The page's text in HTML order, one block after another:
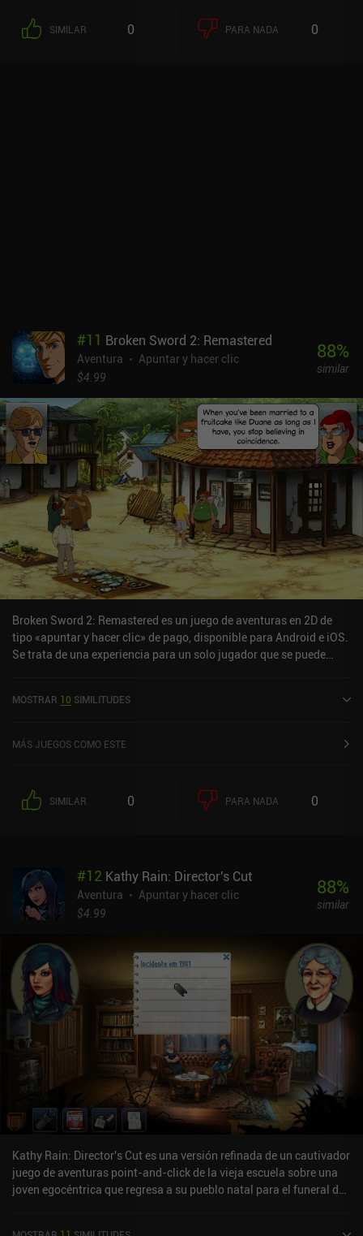
SIMILAR 0 PARA NADA 0
#11 Broken Sword 2: Remastered
Aventura
Apuntar y hacer clic
$4.99
88%
similar
Broken Sword 2: Remastered es un juego de aventuras en 2D de
tipo «apuntar y hacer clic» de pago, disponible para Android e iOS.
Se trata de una experiencia para un solo jugador que se puede
actualmente con una valoración de 4,2 sobre 5,0 en Google Play y
MOSTRAR 10 SIMILITUDES
MÁS JUEGOS COMO ESTE
SIMILAR 0 PARA NADA 0
#12 Kathy Rain: Director's Cut
Aventura
Apuntar y hacer clic
$4.99
88%
similar
Kathy Rain: Director's Cut es una versión refinada de un cautivador
juego de aventuras point-and-click de la vieja escuela sobre una
joven egocéntrica que regresa a su pueblo natal para el funeral de